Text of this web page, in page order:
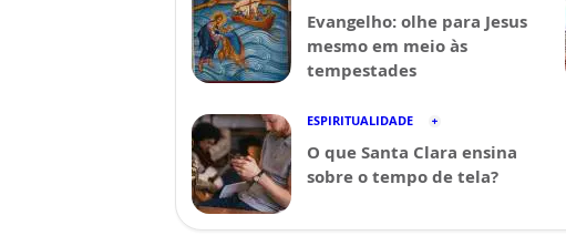
Evangelho: olhe para Jesus
mesmo em meio às
tempestades
ESPIRITUALIDADE
O que Santa Clara ensina
sobre o tempo de tela?